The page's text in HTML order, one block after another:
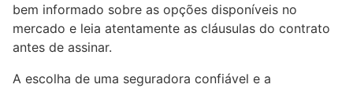
bem informado sobre as opções disponíveis no
mercado e leia atentamente as cláusulas do contrato
antes de assinar.
A escolha de uma seguradora confiável e a